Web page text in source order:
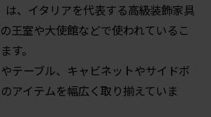
は、イタリアを代表する高級装飾家具
王室や大使館などで使われているこ
す。
テーブル、キャビネットやサイドボ
アイテムを幅広く取り揃えていま